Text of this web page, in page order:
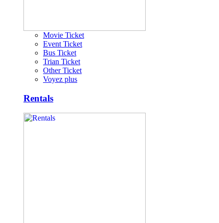
Movie Ticket
Event Ticket
Bus Ticket
Trian Ticket
Other Ticket
Voyez plus
Rentals